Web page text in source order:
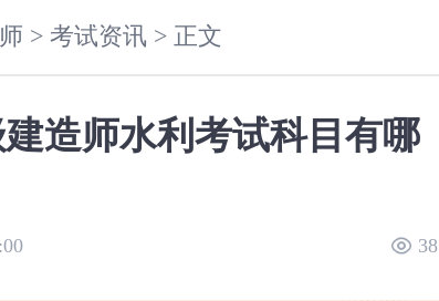
>考试资讯 > 正文
造师水利考试科目有哪
38